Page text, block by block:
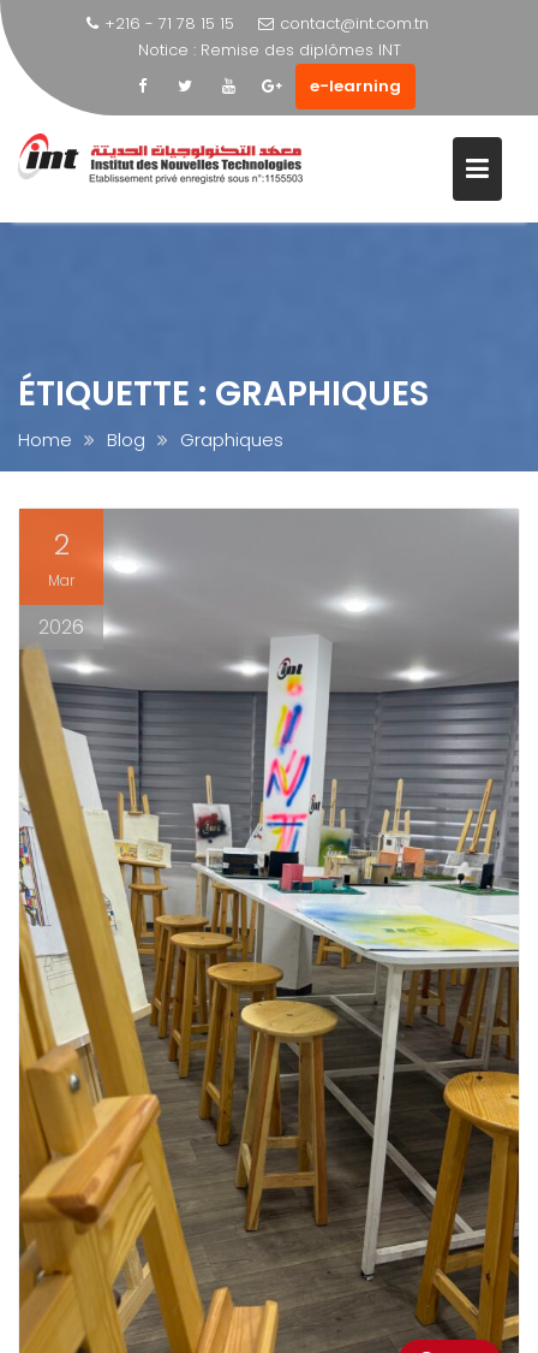
+216 - 71 78 15 15
contact@int.com.tn
Notice : Visite éducative
e-learning
ÉTIQUETTE : GRAPHIQUES
Home Blog Graphiques
2
Mar
2026